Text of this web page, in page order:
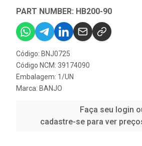
PART NUMBER: HB200-90
Código: BNJ0725
Código NCM: 39174090
Embalagem: 1/UN
Marca: BANJO
Faça seu login
cadastre-se para ver